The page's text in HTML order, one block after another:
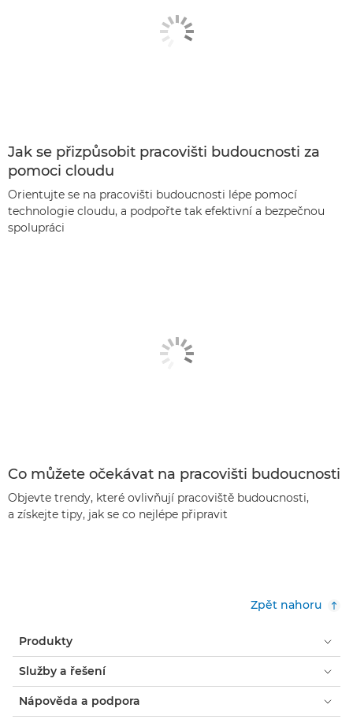
Jak se přizpůsobit pracovišti budoucnosti za
pomoci cloudu
Orientujte se na pracovišti budoucnosti lépe pomocí
technologie cloudu, a podpořte tak efektivní a bezpečnou
spolupráci
Co můžete očekávat na pracovišti budoucnosti
Objevte trendy, které ovlivňují pracoviště budoucnosti,
a získejte tipy, jak se co nejlépe připravit
Zpět nahoru
Produkty
Služby a řešení
Nápověda a podpora